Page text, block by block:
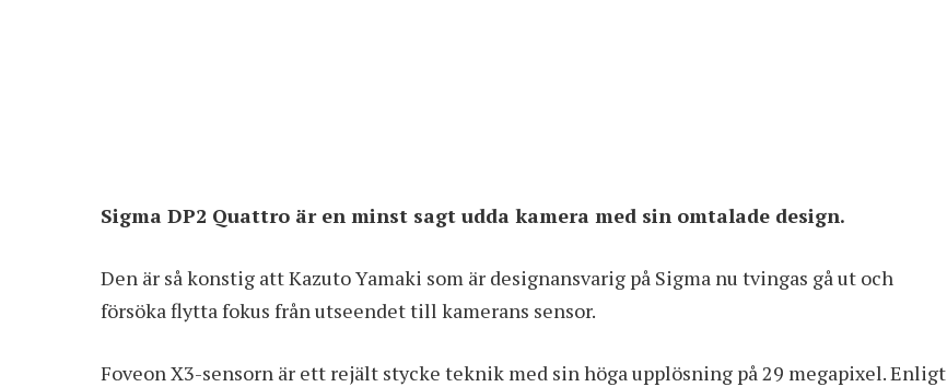
Sigma DP2 Quattro är en minst sagt udda kamera med sin omtalade design.
Den är så konstig att Kazuto Yamaki som är designansvarig på Sigma nu tvingas gå ut och
försöka flytta fokus från utseendet till kamerans sensor.
Foveon X3-sensorn är ett rejält stycke teknik med sin höga upplösning på 29 megapixel. Enligt